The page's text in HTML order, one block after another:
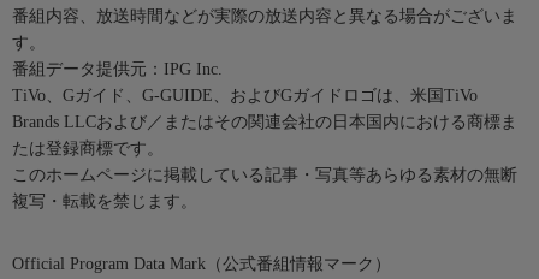
番組内容、放送時間などが実際の放送内容と異なる場合がございま
す。
番組データ提供元：IPG Inc.
TiVo、Gガイド、G-GUIDE、およびGガイドロゴは、米国TiVo
Brands LLCおよび／またはその関連会社の日本国内における商標ま
たは登録商標です。
このホームページに掲載している記事・写真等あらゆる素材の無断
複写・転載を禁じます。
Official Program Data Mark（公式番組情報マーク）